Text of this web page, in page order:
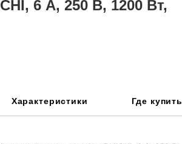
6 А, 250 В, 1200 Вт,
Характеристики Где купить